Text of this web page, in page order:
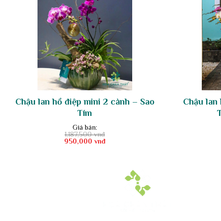
Chậu lan hồ điệp mini 2 cành – Sao
Tím
Giá bán:
1,187,500vnđ
Giá
gốc
950,000 vnđ
Giá
hiện
Chậu